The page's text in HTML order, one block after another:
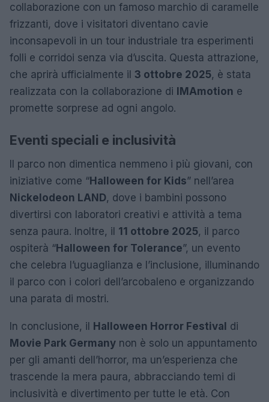
collaborazione con un famoso marchio di caramelle
frizzanti, dove i visitatori diventano cavie
inconsapevoli in un tour industriale tra esperimenti
folli e corridoi senza via d’uscita. Questa attrazione,
che aprirà ufficialmente il 3 ottobre 2025, è stata
realizzata con la collaborazione di IMAmotion e
promette sorprese ad ogni angolo.
Eventi speciali e inclusività
Il parco non dimentica nemmeno i più giovani, con
iniziative come “Halloween for Kids” nell’area
Nickelodeon LAND, dove i bambini possono
divertirsi con laboratori creativi e attività a tema
senza paura. Inoltre, il 11 ottobre 2025, il parco
ospiterà “Halloween for Tolerance”, un evento
che celebra l’uguaglianza e l’inclusione, illuminando
il parco con i colori dell’arcobaleno e organizzando
una parata di mostri.
In conclusione, il Halloween Horror Festival di
Movie Park Germany non è solo un appuntamento
per gli amanti dell’horror, ma un’esperienza che
trascende la mera paura, abbracciando temi di
inclusività e divertimento per tutte le età. Con